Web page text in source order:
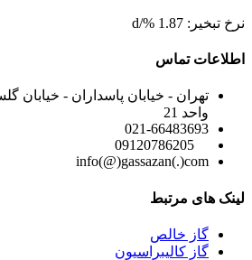
نرخ تبخیر: 1.87 %/d
اطلاعات تماس
واحد 21
021-66483693
info(@)gassazan(.)com
لینک های مرتبط
گاز خالص
گاز کالیبراسیون